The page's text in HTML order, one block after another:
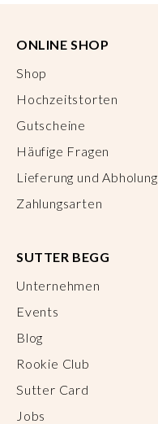
ONLINE SHOP
Shop
Hochzeitstorten
Gutscheine
Häufige Fragen
Lieferung und Abholung
Zahlungsarten
SUTTER BEGG
Unternehmen
Events
Blog
Rookie Club
Sutter Card
Jobs